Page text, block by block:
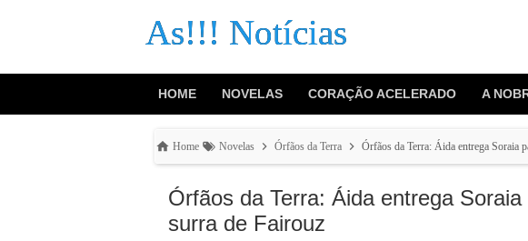
As!!! Notícias
HOME NOVELAS CORAÇÃO ACELERADO A
Home Novelas Órfãos da Terra Órfãos da Terra: Áida entrega Soraia
Órfãos da Terra: Áida entrega
surra de Fairouz